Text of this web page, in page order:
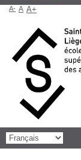
A- A A+